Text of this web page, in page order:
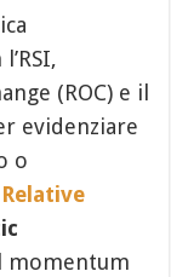
(ROC) e il
evidenziare
o
Relative
momentum